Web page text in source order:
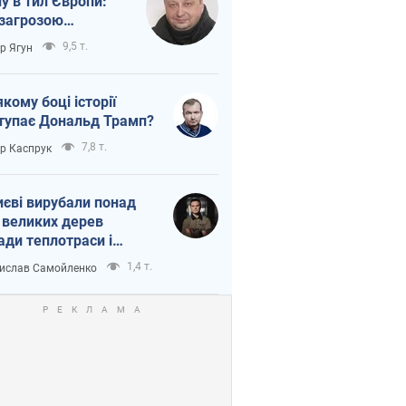
логістика
Ягун 9,5 т.
боці історії
Дональд Трамп?
Каспрук 7,8 т.
вирубали понад
дерев
теплотраси і
Генплану
Самойленко 1,4 т.